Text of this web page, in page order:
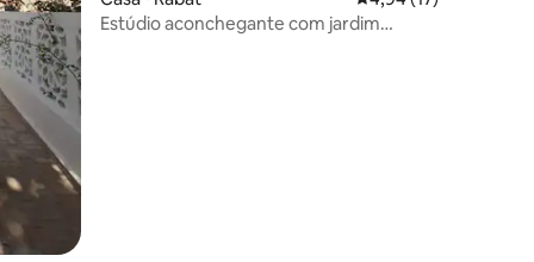
Estúdio aconchegante com jardim